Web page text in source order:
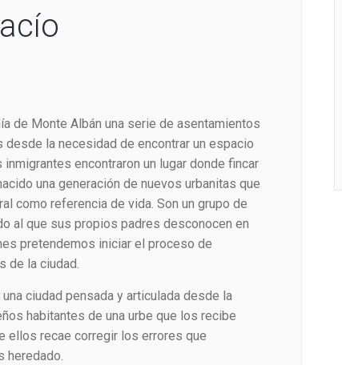
de Monte Albán una serie de asentamientos
desde la necesidad de encontrar un espacio
encontraron un lugar donde fincar
una generación de nuevos urbanitas que
como referencia de vida. Son un grupo de
al que sus propios padres desconocen en
pretendemos iniciar el proceso de
de la ciudad.
ciudad pensada y articulada desde la
habitantes de una urbe que los recibe
ellos recae corregir los errores que
heredado.